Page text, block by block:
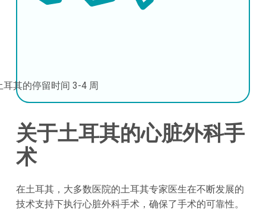
耳其的停留时间 3-4 周
关于土耳其的心脏外科手
术
在土耳其，大多数医院的土耳其专家医生在不断发展的
技术支持下执行心脏外科手术，确保了手术的可靠性。